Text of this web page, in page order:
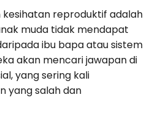
kesihatan reproduktif adalah
muda tidak mendapat
ibu bapa atau sistem
akan mencari jawapan di
yang sering kali
yang salah dan